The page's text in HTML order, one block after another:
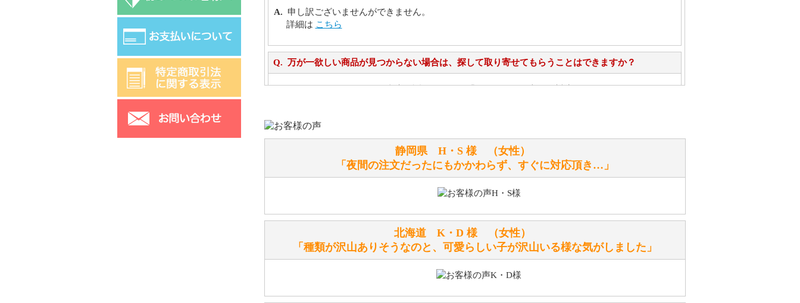
申し訳ございませんができません。
詳細は こちら
万が一欲しい商品が見つからない場合は、探して取り寄せてもらうことはできますか？
シュタイフのぬいぐるみは洗濯できますか？ ぬいぐるみのお手入れ方法を教えてください。
洗濯できるのとできないのがあります。
こちらをご覧ください。
シリアルNO付きやクラブ限定などいろいろと意味があります。
詳しくはこちらをご覧ください。
テディベアを横にすると音が鳴ります、なぜでしょうか？
静岡県 H・S 様 （女性）
「夜間の注文だったにもかかわらず、すぐに対応頂き…」
北海道 K・D 様 （女性）
「種類が沢山ありそうなのと、可愛らしい子が沢山いる様な気がしました」